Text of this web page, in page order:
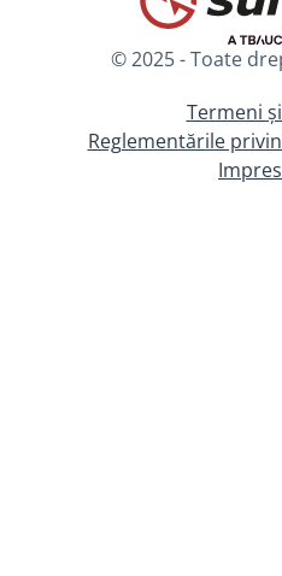
© 2025 - Toate
Termeni
Reglementările